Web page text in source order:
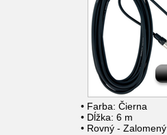
• Farba: Čierna
• Dĺžka: 6 m
• Rovný - Zalomený